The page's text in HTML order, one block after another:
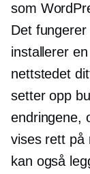
som
Det
installerer
nettstedet
setter opp
endringene,
vises rett på
kan også